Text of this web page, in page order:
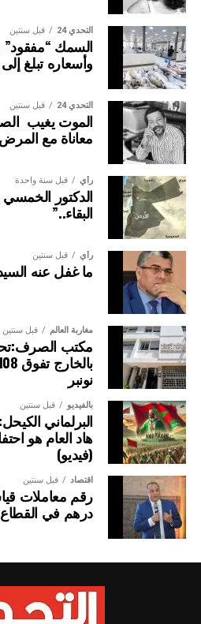
التحدي 24 قبل سنتين
السمك “مفقود”
وأسعاره تبلغ
التحدي 24 قبل سنتين
الموت يغيب
معاناة مع المرض
رأي قبل سنة واحدة
الدكتور
البقاء..”
رأي قبل سنتين
ما غفل عنه
مغاربة العالم قبل سنتين
مكتب
نونبر
بالفيديو قبل سنتين
البرلماني
هاد العام هو
(فيديو)
اقتصاد قبل سنتين
درهم في القطاع